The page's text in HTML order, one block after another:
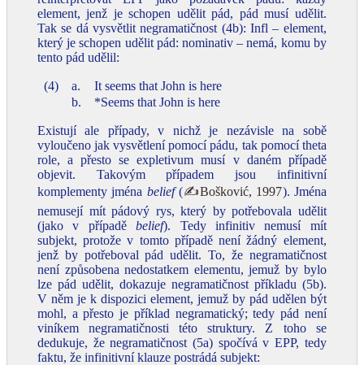
element, jenž je schopen udělit pád, pád musí udělit.
Tak se dá vysvětlit negramatičnost (4b): Infl – element,
který je schopen udělit pád: nominativ – nemá, komu by
tento pád udělil:
(4) a.
It seems that John is here
b.
*Seems that John is here
Existují ale případy, v nichž je nezávisle na sobě
vyloučeno jak vysvětlení pomocí pádu, tak pomocí theta
role, a přesto se expletivum musí v daném případě
objevit. Takovým případem jsou infinitivní
komplementy jména belief(✍Bošković, 1997). Jména
nemusejí mít pádový rys, který by potřebovala udělit
(jako v případěbelief). Tedy infinitiv nemusí mít
subjekt, protože v tomto případě není žádný element,
jenž by potřeboval pád udělit. To, že negramatičnost
není způsobena nedostatkem elementu, jemuž by bylo
lze pád udělit, dokazuje negramatičnost příkladu (5b).
V něm je k dispozici element, jemuž by pád udělen být
mohl, a přesto je příklad negramatický; tedy pád není
viníkem negramatičnosti této struktury. Z toho se
dedukuje, že negramatičnost (5a) spočívá v EPP, tedy
faktu, že infinitivní klauze postrádá subjekt: